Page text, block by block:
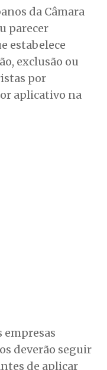
da Câmara
parecer
estabelece
exclusão ou
por
aplicativo na
empresas
deverão seguir
de aplicar